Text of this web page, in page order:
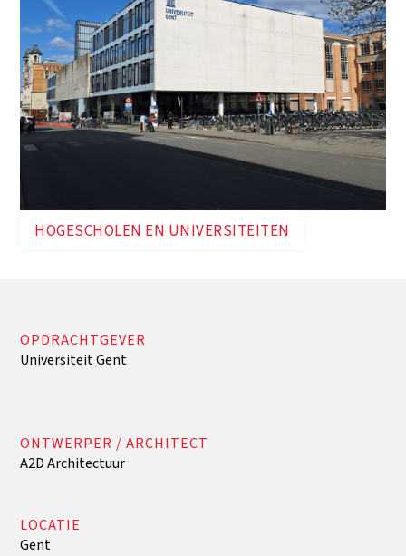
HOGESCHOLEN EN UNIVERSITEITEN
OPDRACHTGEVER
Universiteit Gent
ONTWERPER / ARCHITECT
A2D Architectuur
LOCATIE
Gent